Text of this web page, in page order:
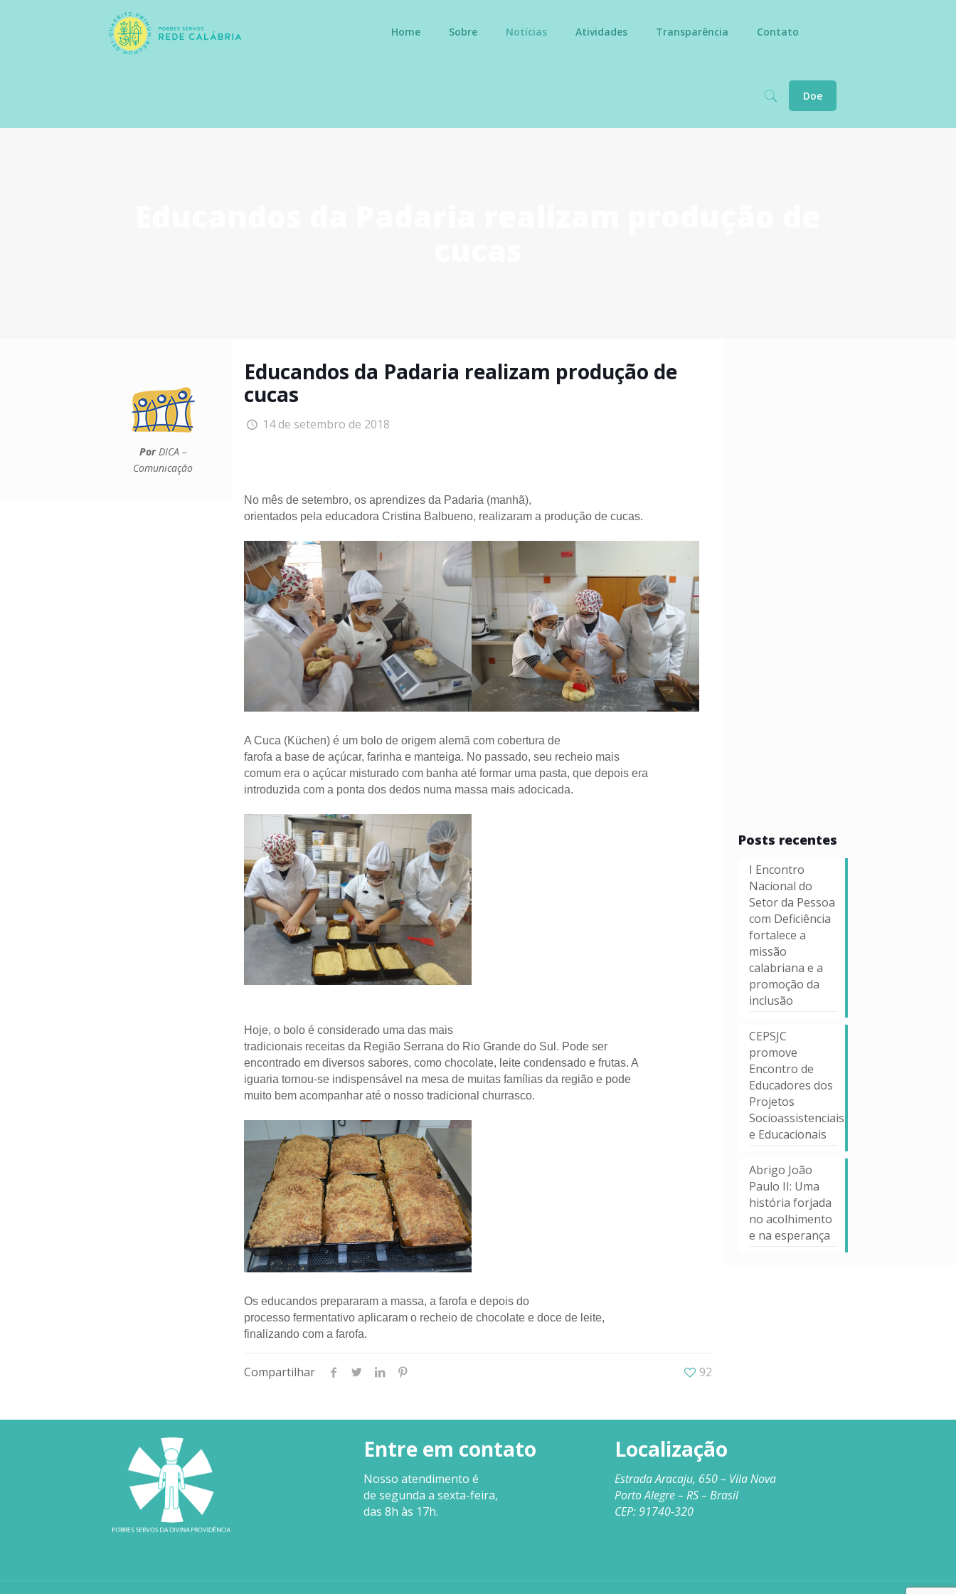
Home Sobre Notícias Atividades Transparência Contato
Doe
Educandos da Padaria realizam produção de
cucas
14 de setembro de 2018
No mês de setembro, os aprendizes da Padaria (manhã),
orientados pela educadora Cristina Balbueno, realizaram a produção de cucas.
A Cuca (Küchen) é um bolo de origem alemã com cobertura de
farofa a base de açúcar, farinha e manteiga. No passado, seu recheio mais
comum era o açúcar misturado com banha até formar uma pasta, que depois era
introduzida com a ponta dos dedos numa massa mais adocicada.
Hoje, o bolo é considerado uma das mais
tradicionais receitas da Região Serrana do Rio Grande do Sul. Pode ser
encontrado em diversos sabores, como chocolate, leite condensado e frutas. A
iguaria tornou-se indispensável na mesa de muitas famílias da região e pode
muito bem acompanhar até o nosso tradicional churrasco.
Os educandos prepararam a massa, a farofa e depois do
processo fermentativo aplicaram o recheio de chocolate e doce de leite,
finalizando com a farofa.
Compartilhar 92
PorDICA –
Comunicação
Posts recentes
I Encontro
Nacional do
Setor da Pessoa
com Deficiência
fortalece a
missão
calabriana e a
promoção da
inclusão
CEPSJC
promove
Encontro de
Educadores dos
Projetos
Socioassistenciais
e Educacionais
Abrigo João
Paulo II: Uma
história forjada
no acolhimento
e na esperança
Entre em contato
Nosso atendimento é
de segunda a sexta-feira,
das 8h às 17h.
Localização
Estrada Aracaju, 650 – Vila Nova
Porto Alegre – RS – Brasil
CEP: 91740-320